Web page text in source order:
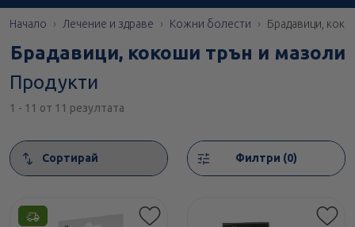
Начало Лечение и здраве Кожни болести Брадавици,
Брадавици, кокоши трън и мазоли
Продукти
1 - 11 от 11 резултата
Сортирай
Филтри (0)
Етикети